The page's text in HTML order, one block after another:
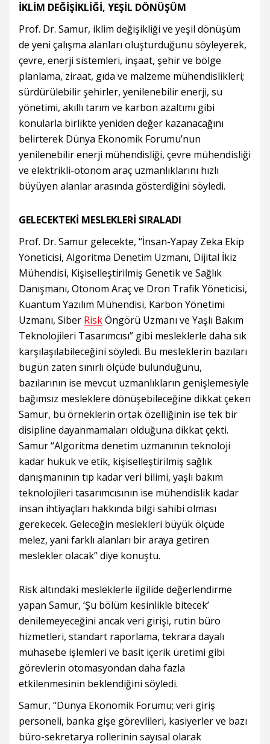
İKLİM DEĞİŞİKLİĞİ, YEŞİL DÖNÜŞÜM
Prof. Dr. Samur, iklim değişikliği ve yeşil dönüşüm
de yeni çalışma alanları oluşturduğunu söyleyerek,
çevre, enerji sistemleri, inşaat, şehir ve bölge
planlama, ziraat, gıda ve malzeme mühendislikleri;
sürdürülebilir şehirler, yenilenebilir enerji, su
yönetimi, akıllı tarım ve karbon azaltımı gibi
konularla birlikte yeniden değer kazanacağını
belirterek Dünya Ekonomik Forumu’nun
yenilenebilir enerji mühendisliği, çevre mühendisliği
ve elektrikli-otonom araç uzmanlıklarını hızlı
büyüyen alanlar arasında gösterdiğini söyledi.
GELECEKTEKİ MESLEKLERİ SIRALADI
Prof. Dr. Samur gelecekte, “İnsan-Yapay Zeka Ekip
Yöneticisi, Algoritma Denetim Uzmanı, Dijital İkiz
Mühendisi, Kişiselleştirilmiş Genetik ve Sağlık
Danışmanı, Otonom Araç ve Dron Trafik Yöneticisi,
Kuantum Yazılım Mühendisi, Karbon Yönetimi
Uzmanı, Siber RiskÖngörü Uzmanı ve Yaşlı Bakım
Teknolojileri Tasarımcısı” gibi mesleklerle daha sık
karşılaşılabileceğini söyledi. Bu mesleklerin bazıları
bugün zaten sınırlı ölçüde bulunduğunu,
bazılarının ise mevcut uzmanlıkların genişlemesiyle
bağımsız mesleklere dönüşebileceğine dikkat çeken
Samur, bu örneklerin ortak özelliğinin ise tek bir
disipline dayanmamaları olduğuna dikkat çekti.
Samur “Algoritma denetim uzmanının teknoloji
kadar hukuk ve etik, kişiselleştirilmiş sağlık
danışmanının tıp kadar veri bilimi, yaşlı bakım
teknolojileri tasarımcısının ise mühendislik kadar
insan ihtiyaçları hakkında bilgi sahibi olması
gerekecek. Geleceğin meslekleri büyük ölçüde
melez, yani farklı alanları bir araya getiren
meslekler olacak” diye konuştu.
Risk altındaki mesleklerle ilgilide değerlendirme
yapan Samur, ‘Şu bölüm kesinlikle bitecek’
denilemeyeceğini ancak veri girişi, rutin büro
hizmetleri, standart raporlama, tekrara dayalı
muhasebe işlemleri ve basit içerik üretimi gibi
görevlerin otomasyondan daha fazla
etkilenmesinin beklendiğini söyledi.
Samur, “Dünya Ekonomik Forumu; veri giriş
personeli, banka gişe görevlileri, kasiyerler ve bazı
büro-sekretarya rollerinin sayısal olarak